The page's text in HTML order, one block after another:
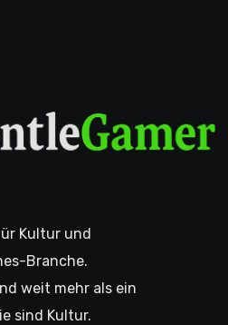
Kultur und
Branche.
weit mehr als ein
sind Kultur.